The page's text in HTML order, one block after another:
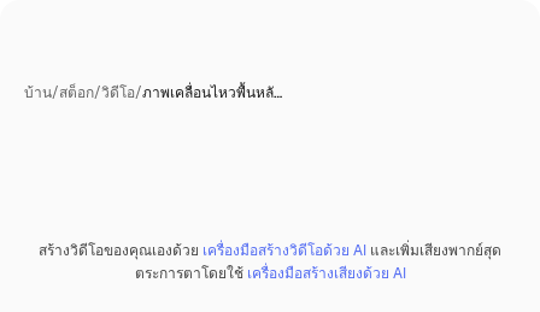
บ้าน/สต็อก/วิดีโอ/ภาพเคลื่อนไหวพื้นหลั…
พรีเมี่ยม สร้างโดย AI
สร้างวิดีโอของคุณเองด้วย เครื่องมือสร้างวิดีโอด้วย AI และเพิ่มเสียงพากย์สุด
ตระการตาโดยใช้ เครื่องมือสร้างเสียงด้วย AI